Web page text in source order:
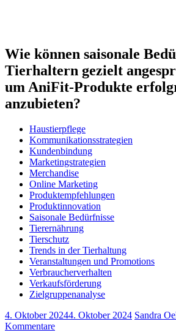
Wie können saisonale
Tierhaltern gezielt
um AniFit-Produkte
anzubieten?
Haustierpflege
Kommunikationsstrategien
Kundenbindung
Marketingstrategien
Merchandise
Online Marketing
Produktempfehlungen
Produktinnovation
Saisonale Bedürfnisse
Tierernährung
Tierschutz
Trends in der Tierhaltung
Veranstaltungen und Promotions
Verbraucherverhalten
Verkaufsförderung
Zielgruppenanalyse
4. Oktober 20244. Oktober 2024 Sandra
Kommentare